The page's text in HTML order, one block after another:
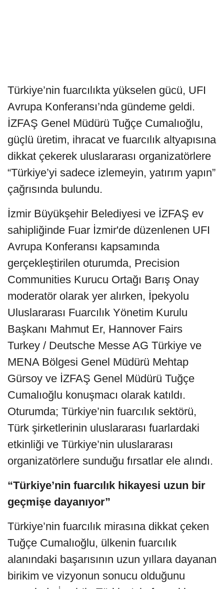
Türkiye’nin fuarcılıkta yükselen gücü, UFI
Avrupa Konferansı’nda gündeme geldi.
İZFAŞ Genel Müdürü Tuğçe Cumalıoğlu,
güçlü üretim, ihracat ve fuarcılık altyapısına
dikkat çekerek uluslararası organizatörlere
“Türkiye’yi sadece izlemeyin, yatırım yapın”
çağrısında bulundu.
İzmir Büyükşehir Belediyesi ve İZFAŞ ev
sahipliğinde Fuar İzmir'de düzenlenen UFI
Avrupa Konferansı kapsamında
gerçekleştirilen oturumda, Precision
Communities Kurucu Ortağı Barış Onay
moderatör olarak yer alırken, İpekyolu
Uluslararası Fuarcılık Yönetim Kurulu
Başkanı Mahmut Er, Hannover Fairs
Turkey / Deutsche Messe AG Türkiye ve
MENA Bölgesi Genel Müdürü Mehtap
Gürsoy ve İZFAŞ Genel Müdürü Tuğçe
Cumalıoğlu konuşmacı olarak katıldı.
Oturumda; Türkiye’nin fuarcılık sektörü,
Türk şirketlerinin uluslararası fuarlardaki
etkinliği ve Türkiye’nin uluslararası
organizatörlere sunduğu fırsatlar ele alındı.
“Türkiye’nin fuarcılık hikayesi uzun bir
geçmişe dayanıyor”
Türkiye’nin fuarcılık mirasına dikkat çeken
Tuğçe Cumalıoğlu, ülkenin fuarcılık
alanındaki başarısının uzun yıllara dayanan
birikim ve vizyonun sonucu olduğunu